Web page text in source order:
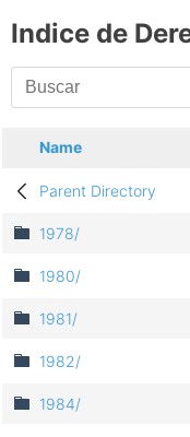
Indice de
Name
Parent Directory
1978/
1980/
1981/
1982/
1984/